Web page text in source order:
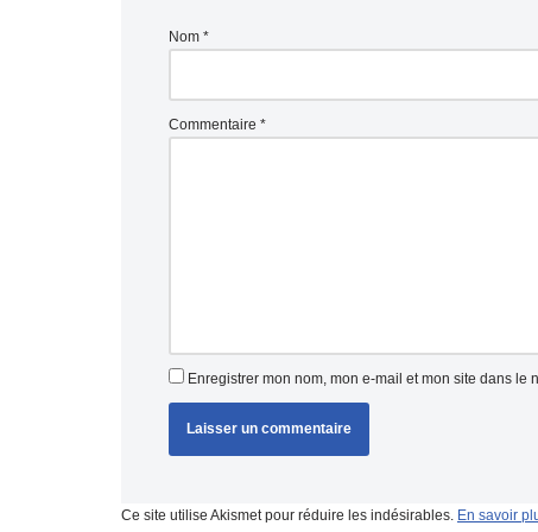
Nom *
Commentaire *
Enregistrer mon nom, mon e-mail et mon site dans
Ce site utilise Akismet pour réduire les indésirables. En savoir